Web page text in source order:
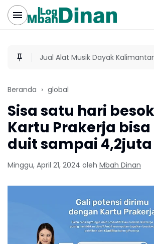
Jual Alat Musik Dayak
Beranda global
Sisa satu hari
Kartu Prakerja
duit sampai 4,2juta
Minggu, April 21, 2024 oleh Mbah Dinan